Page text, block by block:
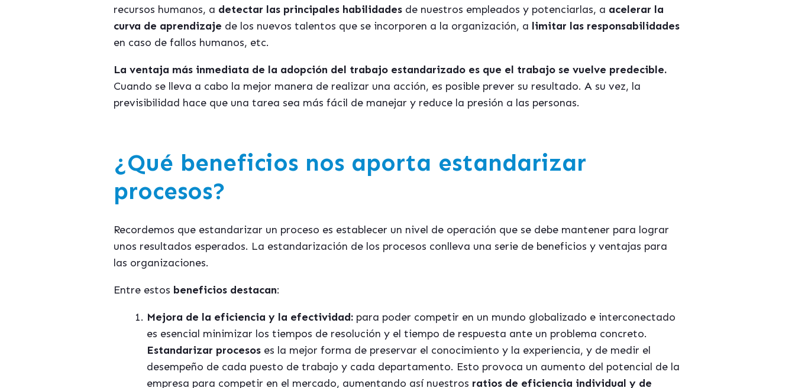
recursos humanos, a detectar las principales habilidades de nuestros empleados y potenciarlas, a acelerar la
curva de aprendizaje de los nuevos talentos que se incorporen a la organización, a limitar las responsabilidades
en caso de fallos humanos, etc.
La ventaja más inmediata de la adopción del trabajo estandarizado es que el trabajo se vuelve predecible.
Cuando se lleva a cabo la mejor manera de realizar una acción, es posible prever su resultado. A su vez, la
previsibilidad hace que una tarea sea más fácil de manejar y reduce la presión a las personas.
¿Qué beneficios nos aporta estandarizar
procesos?
Recordemos que estandarizar un proceso es establecer un nivel de operación que se debe mantener para lograr
unos resultados esperados. La estandarización de los procesos conlleva una serie de beneficios y ventajas para
las organizaciones.
Entre estos beneficios destacan:
Mejora de la eficiencia y la efectividad: para poder competir en un mundo globalizado e interconectado
es esencial minimizar los tiempos de resolución y el tiempo de respuesta ante un problema concreto.
Estandarizar procesos es la mejor forma de preservar el conocimiento y la experiencia, y de medir el
desempeño de cada puesto de trabajo y cada departamento. Esto provoca un aumento del potencial de la
empresa para competir en el mercado, aumentando así nuestros ratios de eficiencia individual y de